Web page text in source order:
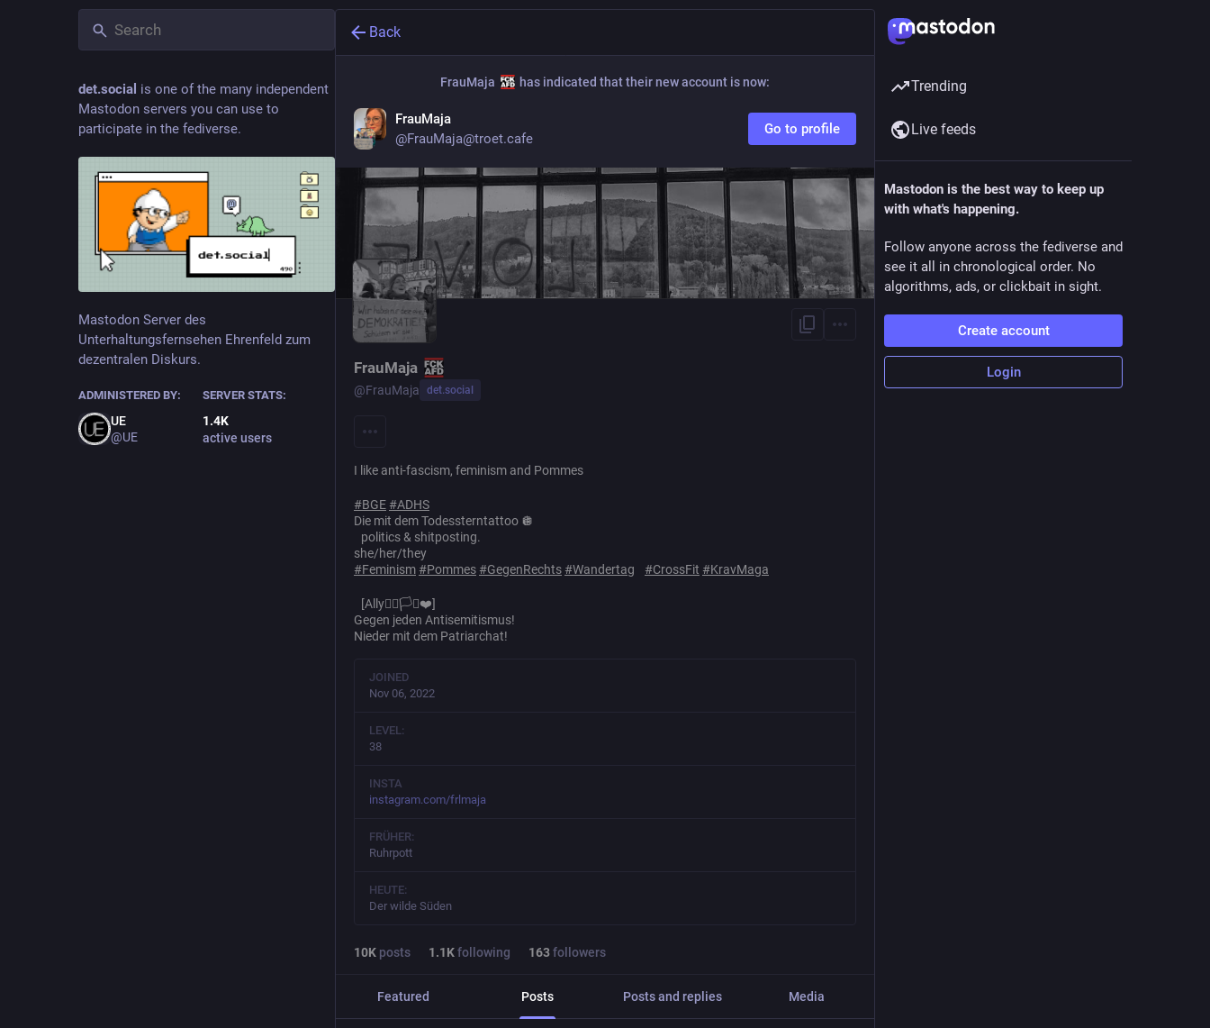
det.social is one of the many independent
Mastodon servers you can use to
participate in the fediverse.
Mastodon Server des
Unterhaltungsfernsehen Ehrenfeld zum
dezentralen Diskurs.
ADMINISTERED BY:
UE
@UE
SERVER STATS:
1.4K
active users
Back
FrauMaja has indicated that their new account is now:
FrauMaja
@FrauMaja@troet.cafe
Go to profile
FrauMaja
@FrauMaja det.social
I like anti-fascism, feminism and Pommes
#BGE #ADHS
Die mit dem Todessterntattoo 🪩
politics & shitposting.
she/her/they
#Feminism #Pommes #GegenRechts #Wandertag #CrossFit #KravMaga
[Ally🏳️‍🌈🏳️‍⚧️❤️]
Gegen jeden Antisemitismus!
Nieder mit dem Patriarchat!
JOINED
Nov 06, 2022
LEVEL:
38
INSTA
instagram.com/frlmaja
FRÜHER:
Ruhrpott
HEUTE:
Der wilde Süden
10K posts 1.1Kfollowing 163followers
Featured Posts Posts and replies Media
Trending
Live feeds
Mastodon is the best way to keep up
with what's happening.
Follow anyone across the fediverse and
see it all in chronological order. No
algorithms, ads, or clickbait in sight.
Create account
Login